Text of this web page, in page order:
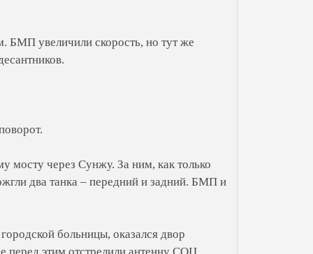
БМП увеличили скорость, но тут же
мосту через Сунжу. За ним, как только
два танка – передний и задний. БМП и
больницы, оказался двор